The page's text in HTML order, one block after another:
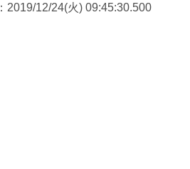
：2019/12/24(火) 09:45:30.500